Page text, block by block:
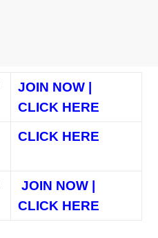
JOIN NOW |
CLICK HERE
CLICK HERE
JOIN NOW |
CLICK HERE